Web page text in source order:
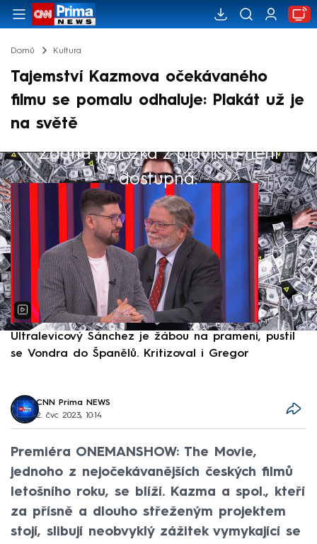
Domů Kultura
Tajemství Kazmova očekávaného
filmu se pomalu odhaluje: Plakát už je
na světě
Žádná položka z playlistu není
dostupná.
Výběr redakce
Ultralevicový Sánchez je žábou na prameni, pustil
se Vondra do Španělů. Kritizoval i Gregor
CNN Prima NEWS
2. čvc 2023, 10:14
Premiéra ONEMANSHOW: The Movie,
jednoho z nejočekávanějších českých filmů
letošního roku, se blíží. Kazma a spol., kteří
za přísně a dlouho střeženým projektem
stojí, slibují neobvyklý zážitek vymykající se